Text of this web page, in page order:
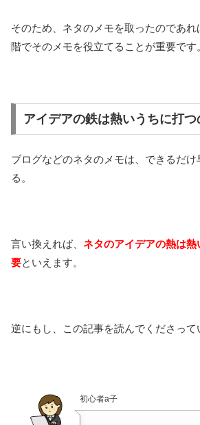
そのため、ネタのメモを取ったのであ
階でそのメモを役立てることが重要です
アイデアの鉄は熱いうちに打つ
ブログなどのネタのメモは、できるだけ
る。
言い換えれば、 ネタのアイデアの熱は
要といえます。
逆にもし、この記事を読んでくださって
初心者a子